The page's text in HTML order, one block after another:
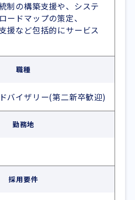
制の構築支援や、システ
ードマップの策定、
援など包括的にサービス
職種
バイザリー(第二新卒歓迎)
勤務地
採用要件